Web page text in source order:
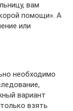
вам
помощи». А
или
необходимо
вариант
взять